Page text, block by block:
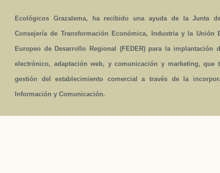
Ecológicos Grazalema, ha recibido una ayuda de la Junta
Consejería de Transformación Económica, Industria y la Unión
Europeo de Desarrollo Regional (FEDER) para la implantación
electrónico, adaptación web, y comunicación y marketing,
gestión del establecimiento comercial a través de la
Información y Comunicación.